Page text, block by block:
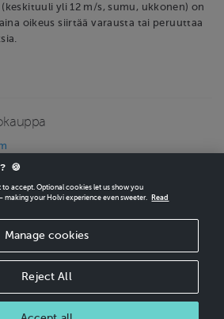
yli 12 m/s, sumu, ukkonen) on
oikeus siirtää varausta tai peruuttaa
HOLVI ONLINE STORE IN MINUTES.
🍪
accept. Optional cookies let us show you
making your Holvi experience even sweeter.
Read
Manage cookies
Reject All